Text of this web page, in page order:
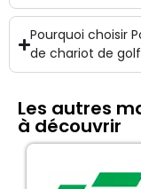
Pourquoi choisir
de chariot de
Les autres
à découvrir